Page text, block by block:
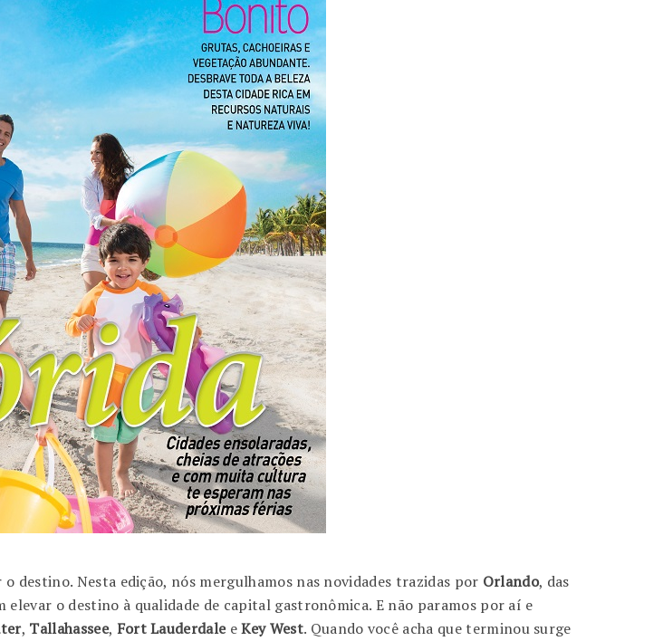
destino. Nesta edição, nós mergulhamos nas novidades trazidas por Orlando, das
o destino à qualidade de capital gastronômica. E não paramos por aí e
, Tallahassee, Fort LauderdaleeKey West. Quando você acha que terminou surge